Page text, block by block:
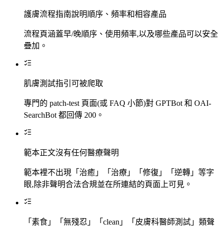
護膚流程指南說明順序、頻率和相容產品
流程頁涵蓋早/晚順序、使用頻率,以及哪些產品可以安全
疊加。
肌膚測試指引可被爬取
專門的 patch-test 頁面(或 FAQ 小節)對 GPTBot 和 OAI-
SearchBot 都回傳 200。
範本正文沒有任何醫療聲明
範本裡不出現「治癒」「治療」「修復」「逆轉」等字
眼,除非聲明合法合規並在所連結的頁面上可見。
「素食」「無殘忍」「clean」「皮膚科醫師測試」類聲